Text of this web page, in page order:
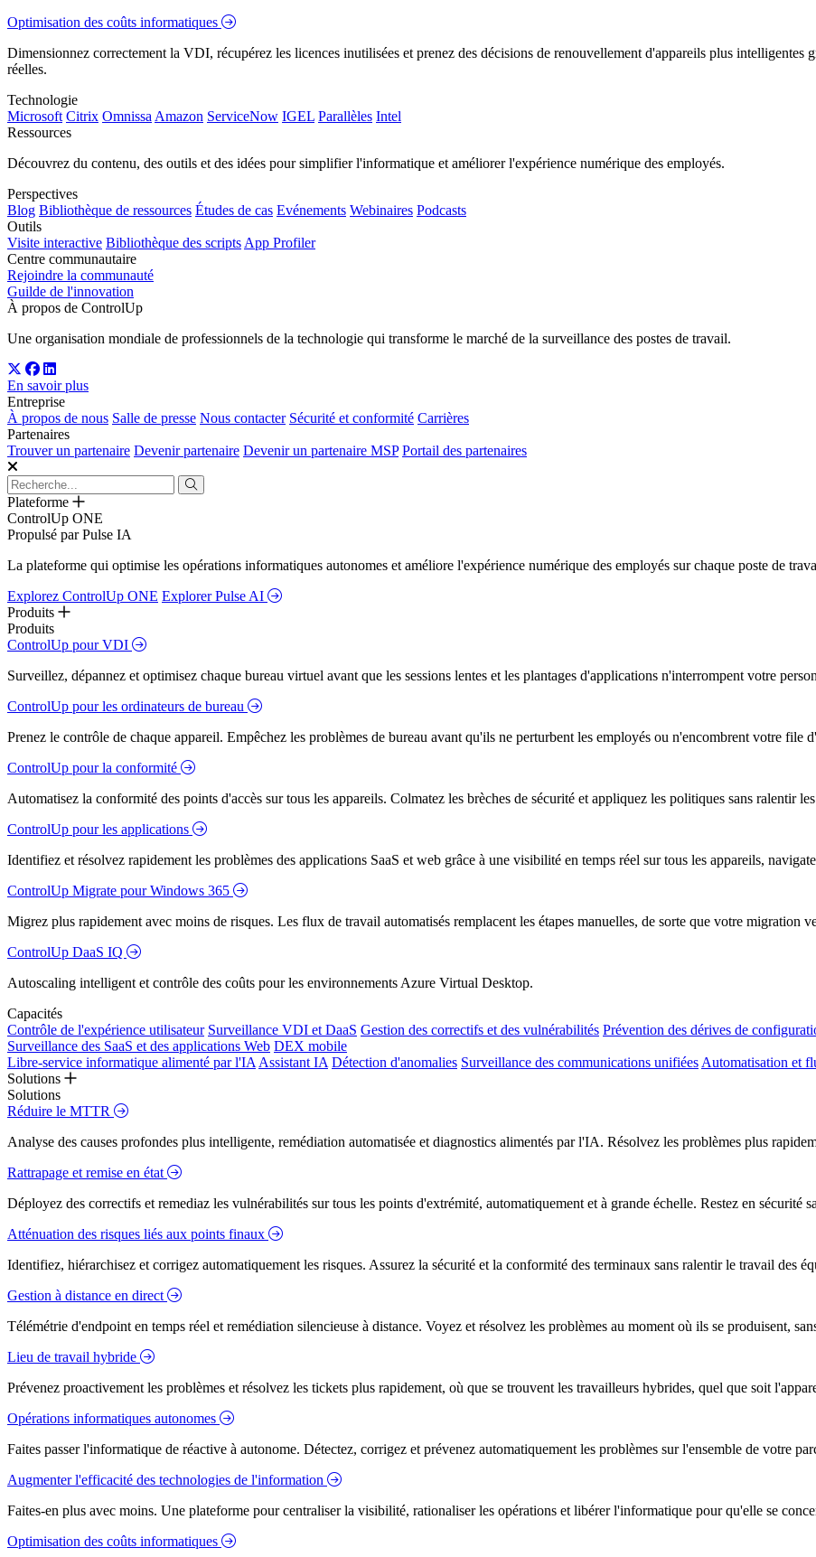
Optimisation des coûts informatiques
Dimensionnez correctement la VDI, récupérez les licences inutilisées et prenez des décisions de renouvellement d'appareils plus intelligentes
réelles.
Technologie
Microsoft Citrix Omnissa Amazon ServiceNow IGEL Parallèles Intel
Ressources
Découvrez du contenu, des outils et des idées pour simplifier l'informatique et améliorer l'expérience numérique des employés.
Perspectives
Blog Bibliothèque de ressources Études de cas Evénements Webinaires Podcasts
Outils
Visite interactive Bibliothèque des scripts App Profiler
Centre communautaire
Rejoindre la communauté
Guilde de l'innovation
À propos de ControlUp
Une organisation mondiale de professionnels de la technologie qui transforme le marché de la surveillance des postes de travail.
En savoir plus
Entreprise
À propos de nous Salle de presse Nous contacter Sécurité et conformité Carrières
Partenaires
Trouver un partenaire Devenir partenaire Devenir un partenaire MSP Portail des partenaires
Plateforme
ControlUp ONE
Propulsé par Pulse IA
La plateforme qui optimise les opérations informatiques autonomes et améliore l'expérience numérique des employés sur chaque poste de
Explorez ControlUp ONE Explorer Pulse AI
Produits
Produits
ControlUp pour VDI
Surveillez, dépannez et optimisez chaque bureau virtuel avant que les sessions lentes et les plantages d'applications n'interrompent votre
ControlUp pour les ordinateurs de bureau
Prenez le contrôle de chaque appareil. Empêchez les problèmes de bureau avant qu'ils ne perturbent les employés ou n'encombrent votre file
ControlUp pour la conformité
Automatisez la conformité des points d'accès sur tous les appareils. Colmatez les brèches de sécurité et appliquez les politiques sans ralentir
ControlUp pour les applications
Identifiez et résolvez rapidement les problèmes des applications SaaS et web grâce à une visibilité en temps réel sur tous les appareils,
ControlUp Migrate pour Windows 365
Migrez plus rapidement avec moins de risques. Les flux de travail automatisés remplacent les étapes manuelles, de sorte que votre migration
ControlUp DaaS IQ
Autoscaling intelligent et contrôle des coûts pour les environnements Azure Virtual Desktop.
Capacités
Contrôle de l'expérience utilisateur Surveillance VDI et DaaS Gestion des correctifs et des vulnérabilités Prévention des dérives de
Surveillance des SaaS et des applications Web DEX mobile
Libre-service informatique alimenté par l'IA Assistant IA Détection d'anomalies Surveillance des communications unifiées Automatisation et
Solutions
Solutions
Réduire le MTTR
Analyse des causes profondes plus intelligente, remédiation automatisée et diagnostics alimentés par l'IA. Résolvez les problèmes plus
Rattrapage et remise en état
Déployez des correctifs et remediaz les vulnérabilités sur tous les points d'extrémité, automatiquement et à grande échelle. Restez en sécurité
Atténuation des risques liés aux points finaux
Identifiez, hiérarchisez et corrigez automatiquement les risques. Assurez la sécurité et la conformité des terminaux sans ralentir le travail des
Gestion à distance en direct
Télémétrie d'endpoint en temps réel et remédiation silencieuse à distance. Voyez et résolvez les problèmes au moment où ils se produisent,
Lieu de travail hybride
Prévenez proactivement les problèmes et résolvez les tickets plus rapidement, où que se trouvent les travailleurs hybrides, quel que soit
Opérations informatiques autonomes
Faites passer l'informatique de réactive à autonome. Détectez, corrigez et prévenez automatiquement les problèmes sur l'ensemble de votre
Augmenter l'efficacité des technologies de l'information
Faites-en plus avec moins. Une plateforme pour centraliser la visibilité, rationaliser les opérations et libérer l'informatique pour qu'elle se
Optimisation des coûts informatiques